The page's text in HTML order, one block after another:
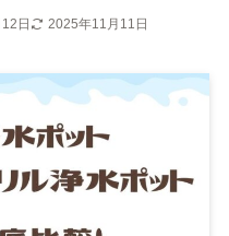
日 2025年11月11日